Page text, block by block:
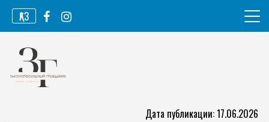
Перейти
содержимому
ҚАЗ
Законопослушный гражданин
Дата публикации: 17.06.2026